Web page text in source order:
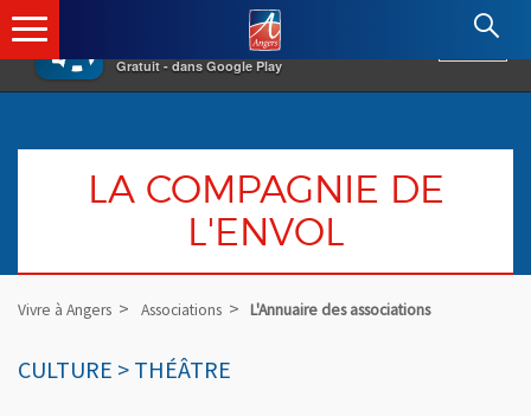
×
Gratuit - dans Google Play
Angers.fr : Retour à l'accueil
LA COMPAGNIE DE
L'ENVOL
Vivre à Angers Associations L'Annuaire des associations
CULTURE > THÉÂTRE